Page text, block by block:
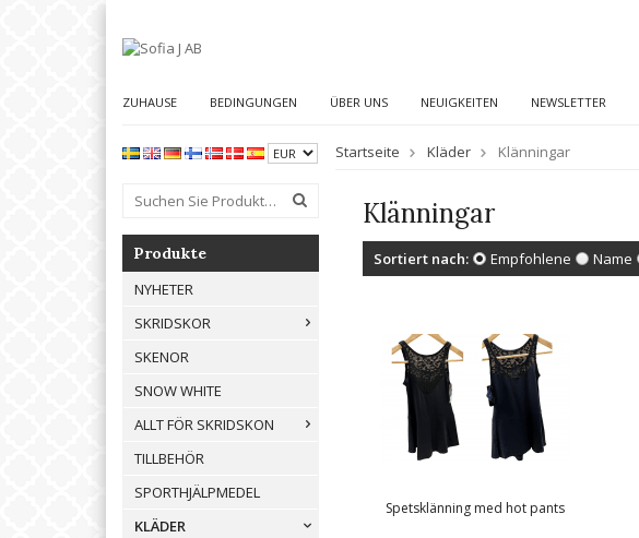
ZUHAUSE BEDINGUNGEN ÜBER UNS NEUIGKEITEN NEWSLETTER
Produkte
NYHETER
SKRIDSKOR
SKENOR
SNOW WHITE
ALLT FÖR SKRIDSKON
TILLBEHÖR
SPORTHJÄLPMEDEL
KLÄDER
Startseite Kläder Klänningar
Klänningar
Sortiert nach: Empfohlene Name
Spetsklänning med hot pants